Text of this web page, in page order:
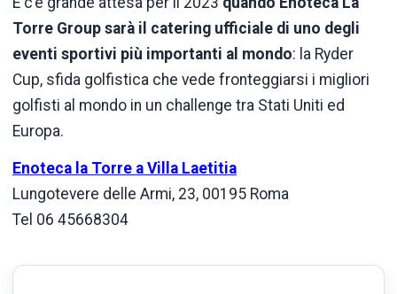
Torre Group sarà il catering ufficiale di uno degli
eventi sportivi più importanti al mondo: la Ryder
Cup, sfida golfistica che vede fronteggiarsi i migliori
golfisti al mondo in un challenge tra Stati Uniti ed
Europa.
Enoteca la Torre a Villa Laetitia
Lungotevere delle Armi, 23, 00195 Roma
Tel 06 45668304